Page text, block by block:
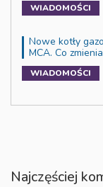
WIADOMOŚCI
Nowe kotły
MCA. Co
WIADOMOŚCI
Najczęściej